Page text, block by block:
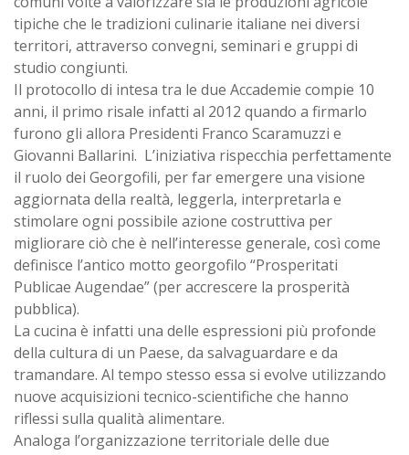
tipiche che le tradizioni culinarie italiane nei diversi
territori, attraverso convegni, seminari e gruppi di
studio congiunti.
Il protocollo di intesa tra le due Accademie compie 10
anni, il primo risale infatti al 2012 quando a firmarlo
furono gli allora Presidenti Franco Scaramuzzi e
Giovanni Ballarini. L’iniziativa rispecchia perfettamente
il ruolo dei Georgofili, per far emergere una visione
aggiornata della realtà, leggerla, interpretarla e
stimolare ogni possibile azione costruttiva per
migliorare ciò che è nell’interesse generale, così come
definisce l’antico motto georgofilo “Prosperitati
Publicae Augendae” (per accrescere la prosperità
pubblica).
La cucina è infatti una delle espressioni più profonde
della cultura di un Paese, da salvaguardare e da
tramandare. Al tempo stesso essa si evolve utilizzando
nuove acquisizioni tecnico-scientifiche che hanno
riflessi sulla qualità alimentare.
Analoga l’organizzazione territoriale delle due